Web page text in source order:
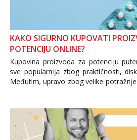
KAKO SIGURNO KUPOVATI
POTENCIJU ONLINE?
Kupovina proizvoda za potenciju
sve popularnija zbog praktičnosti,
Međutim, upravo zbog velike
i brojni krivotvoreni proizvodi,